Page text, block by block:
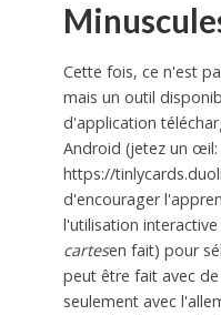
Cette fois, ce n'est
mais un outil
d'application
Android (jetez un œil:
https://
d'encourager
l'utilisation
cartesen fait) pour
peut être fait avec
seulement avec